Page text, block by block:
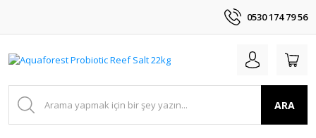
0530 174 79 56
ARA